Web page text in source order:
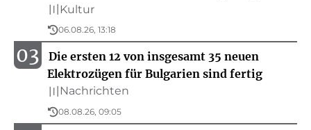
〣 Kultur
06.08.26, 13:18
03
Die ersten 12 von insgesamt 35 neuen
Elektrozügen für Bulgarien sind fertig
〣 Nachrichten
08.08.26, 09:05